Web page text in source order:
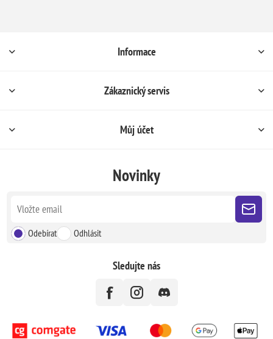
Informace
Zákaznický servis
Můj účet
Novinky
Odebírat Odhlásit
Sledujte nás